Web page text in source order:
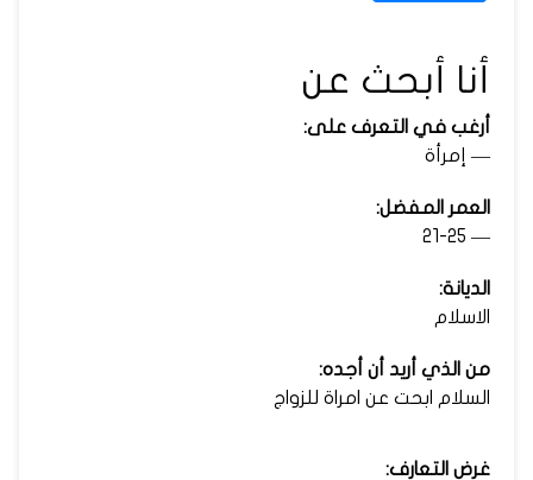
أنا أبحث عن
أرغب في التعرف على:
— إمرأة
العمر المفضل:
— 21-25
الديانة:
الاسلام
من الذي أريد أن أجده:
السلام ابحت عن امراة للزواج
غرض التعارف: